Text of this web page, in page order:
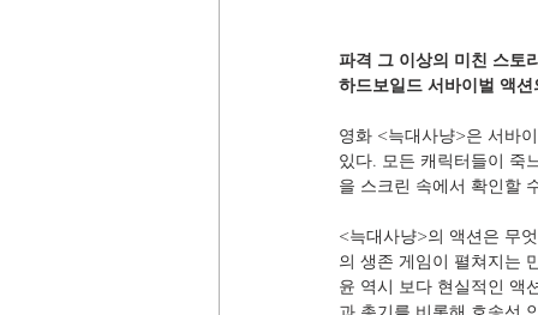
파격 그 이상의 미친 스토
하드보일드 서바이벌 액
영화 <늑대사냥>은 서바
있다. 모든 캐릭터들이 죽
을 스크린 속에서 확인할
<늑대사냥>의 액션은 무
의 생존 게임이 펼쳐지는
윤 역시 보다 현실적인 액